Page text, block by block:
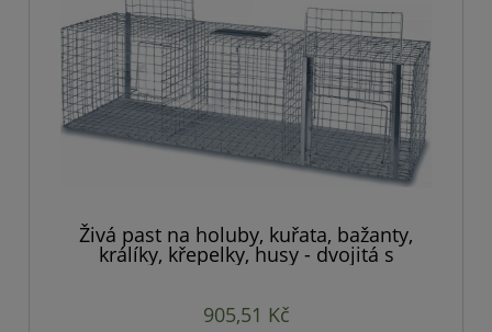
Živá past na holuby, kuřata, bažanty,
králíky, křepelky, husy - dvojitá s
komorou na návnady
905,51 Kč